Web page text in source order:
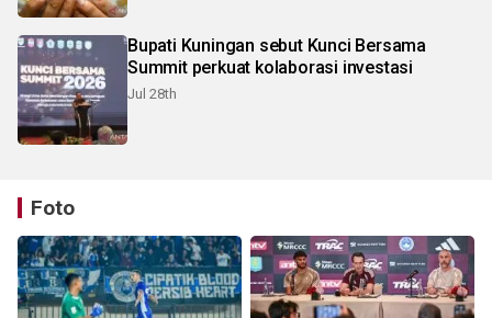
Bupati Kuningan sebut Kunci Bersama
Summit perkuat kolaborasi investasi
Jul 28th
Foto